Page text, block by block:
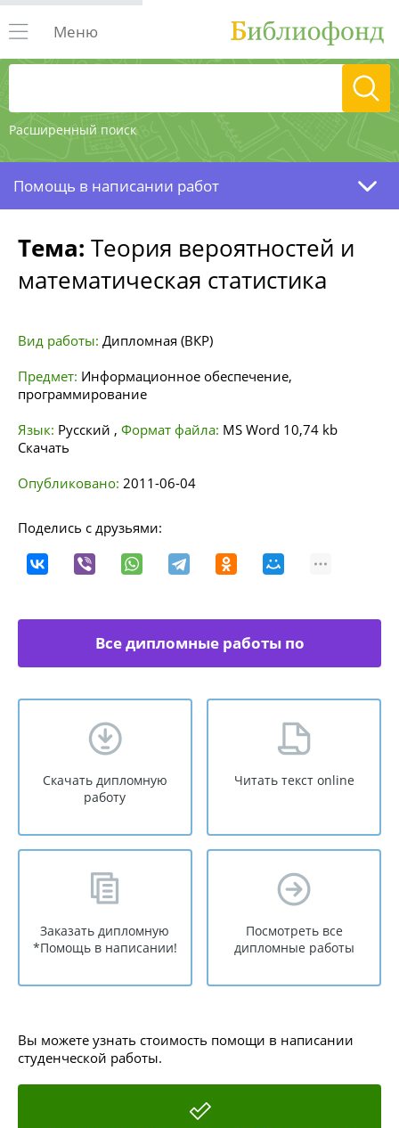
Расширенный поиск
Меню
Помощь в написании работ
Тема: Теория вероятностей и
математическая статистика
Вид работы: Дипломная (ВКР)
Предмет: Информационное обеспечение,
программирование
Язык: Русский , Формат файла: MS Word 10,74 kb
Скачать
Опубликовано: 2011-06-04
Поделись с друзьями:
Все дипломные работы по
Скачать дипломную
работу
Читать текст online
Заказать дипломную
*Помощь в написании!
Посмотреть все
дипломные работы
Вы можете узнать стоимость помощи в написании
студенческой работы.